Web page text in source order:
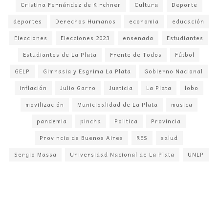
Cristina Fernández de Kirchner
Cultura
Deporte
deportes
Derechos Humanos economia
educación
Elecciones
Elecciones 2023 ensenada
Estudiantes
Estudiantes de La Plata
Frente de Todos
Fútbol
GELP
Gimnasia y Esgrima La Plata
Gobierno Nacional
inflación
Julio Garro Justicia La Plata
lobo
movilización
Municipalidad de La Plata
musica
pandemia
pincha Politica
Provincia
Provincia de Buenos Aires
RES
salud
Sergio Massa
Universidad Nacional de La Plata UNLP